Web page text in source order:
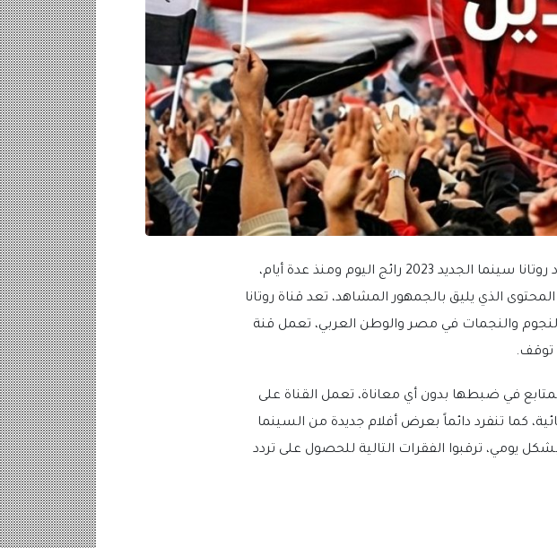
يتابع شبكة قنوات روتانا سينما الكبير والصغير لذلك نجد أن البحث تردد روتانا سينما الجديد 2023 رائج اليوم ومنذ عدة أيام،
الذي يليق بالجمهور المشاهد، تعد قناة روتانا
والنجمات في مصر والوطن العربي، تعمل قنة
توقف.
في ضبطها بدون أي معاناة، تعمل القناة على
كما تنفرد دائماً بعرض أفلام جديدة من السينما
يومي، ترقبوا الفقرات التالية للحصول على تردد